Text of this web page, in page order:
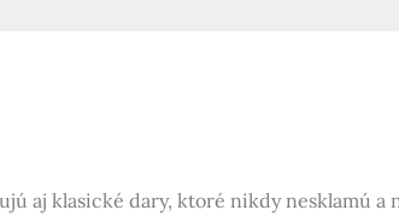
aj klasické dary, ktoré nikdy nesklamú a